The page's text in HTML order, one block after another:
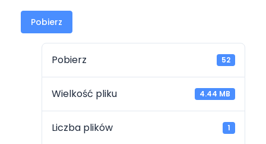
Pobierz
Pobierz 52
Wielkość pliku 4.44 MB
Liczba plików 1